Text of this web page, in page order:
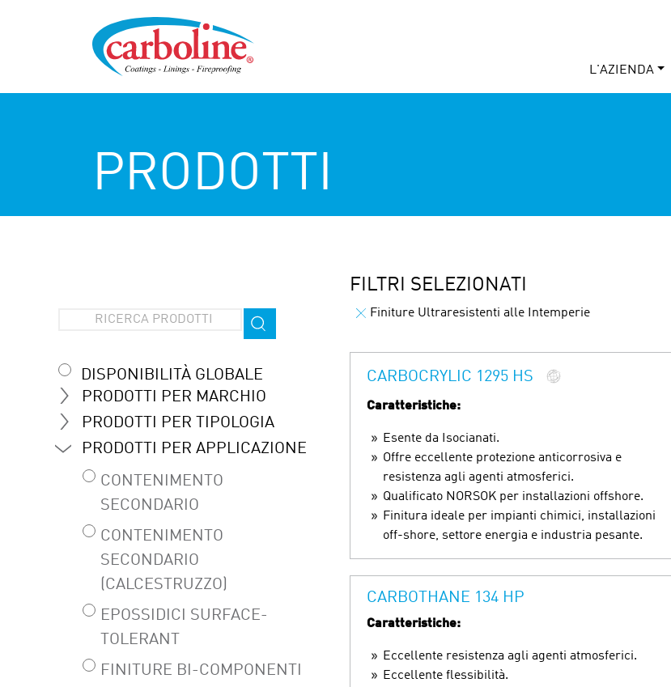
L'AZIENDA
PRODOTTI
DISPONIBILITÀ GLOBALE
PRODOTTI PER MARCHIO
PRODOTTI PER TIPOLOGIA
PRODOTTI PER APPLICAZIONE
CONTENIMENTO
SECONDARIO
CONTENIMENTO
SECONDARIO
(CALCESTRUZZO)
EPOSSIDICI SURFACE-
TOLERANT
FINITURE BI-COMPONENTI
FILTRI SELEZIONATI
Finiture Ultraresistenti alle Intemperie
CARBOCRYLIC 1295 HS
Caratteristiche:
Esente da Isocianati.
Offre eccellente protezione anticorrosiva e
resistenza agli agenti atmosferici.
Qualificato NORSOK per installazioni offshore.
Finitura ideale per impianti chimici, installazioni
off-shore, settore energia e industria pesante.
CARBOTHANE 134 HP
Caratteristiche:
Eccellente resistenza agli agenti atmosferici.
Eccellente flessibilità.